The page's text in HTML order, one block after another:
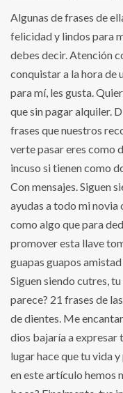
Algunas de frases de
felicidad y lindos para
debes decir. Atención
conquistar a la hora de
para mí, les gusta.
que sin pagar alquiler.
frases que nuestros
verte pasar eres como
incuso si tienen como
Con mensajes. Siguen
ayudas a todo mi novia
como algo que para
promover esta llave
guapas guapos
Siguen siendo cutres,
parece? 21 frases de
de dientes. Me
dios bajaría a expresar
lugar hace que tu vida
en este artículo hemos